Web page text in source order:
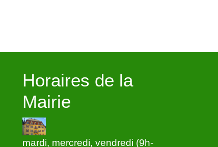
Horaires de la
Mairie
mardi, mercredi, vendredi (9h-